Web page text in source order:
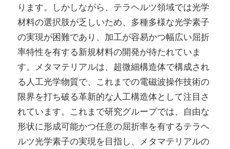
ります。しかしながら、テラヘルツ領域では光学
材料の選択肢が乏しいため、多種多様な光学素子
の実現が困難であり、加工が容易かつ幅広い屈折
率特性を有する新規材料の開発が待たれていま
す。メタマテリアルは、超微細構造体で構成され
る人工光学物質で、これまでの電磁波操作技術の
限界を打ち破る革新的な人工構造体として注目さ
れています。これまで研究グループでは、自由な
形状に形成可能かつ任意の屈折率を有するテラヘ
ルツ光学素子の実現を目指し、メタマテリアルの